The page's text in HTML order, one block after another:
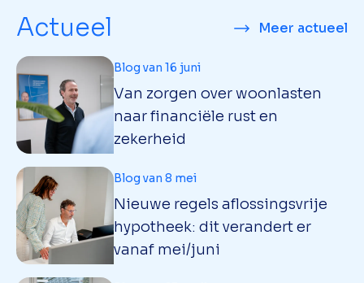
Actueel Meer actueel
Van zorgen over woonlasten
naar financiële rust en
zekerheid
Blog van 16 juni
Nieuwe regels aflossingsvrije
hypotheek: dit verandert er
vanaf mei/juni
Blog van 8 mei